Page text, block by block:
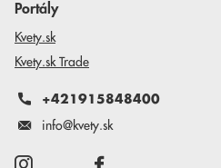
Portály
Kvety.sk
Kvety.sk Trade
+421915848400
info@kvety.sk